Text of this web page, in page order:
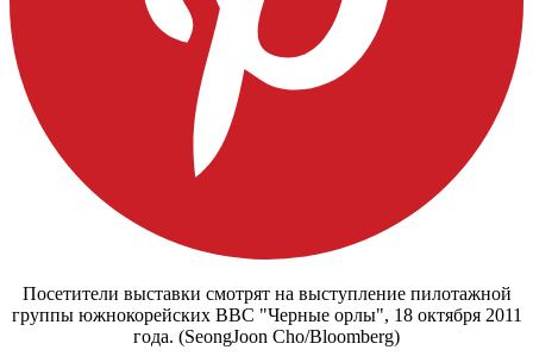
Посетители выставки смотрят на выступление пилотажной
группы южнокорейских ВВС "Черные орлы", 18 октября 2011
года. (SeongJoon Cho/Bloomberg)